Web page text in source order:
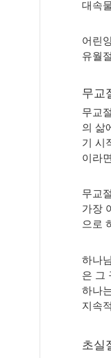
대속
어린
유월
무교
무교
의 삶
기 시
이라면
무교
가장
으로
하나
은 그
하나
지속
초실